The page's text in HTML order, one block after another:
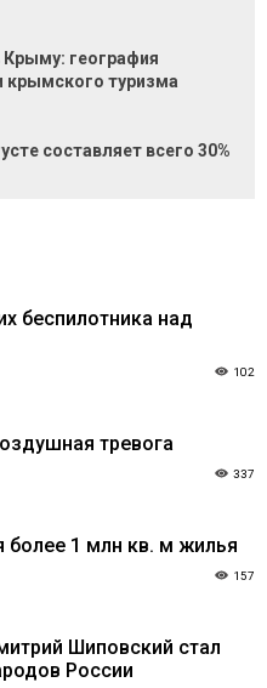
Крыму: география
крымского туризма
составляет всего 30%
беспилотника над
102
тревога
337
более 1 млн кв. м жилья
157
Шиповский стал
России